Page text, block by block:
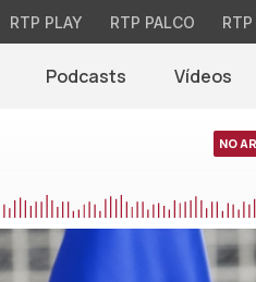
RTP PLAY RTP PALCO
Podcasts Vídeos
NO AR